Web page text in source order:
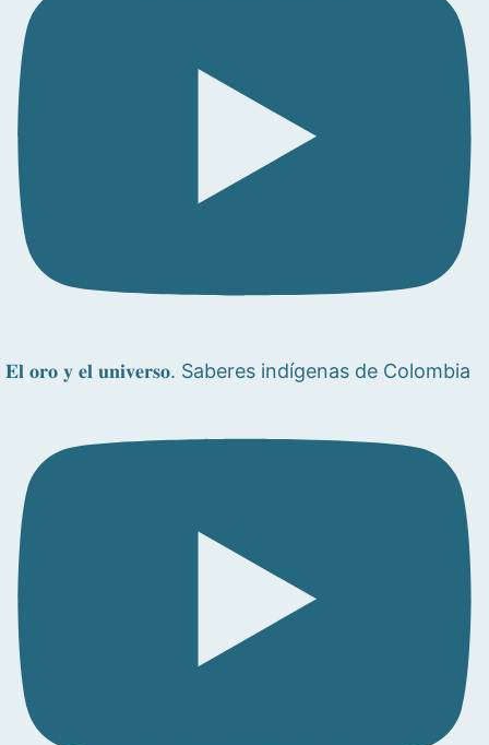
𝐄𝐥 𝐨𝐫𝐨 𝐲 𝐞𝐥 𝐮𝐧𝐢𝐯𝐞𝐫𝐬𝐨. Saberes indígenas de Colombia